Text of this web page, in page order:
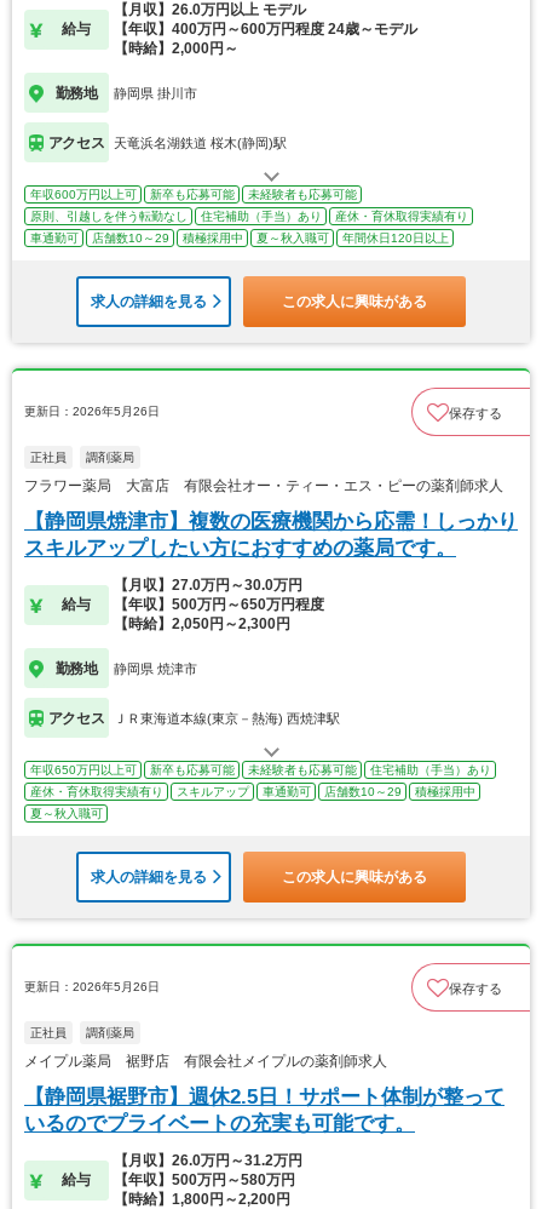
給与
【月収】26.0万円以上 モデル
【年収】400万円～600万円程度 24歳～モデル
【時給】2,000円～
勤務地 静岡県 掛川市
アクセス 天竜浜名湖鉄道 桜木(静岡)駅
年収600万円以上可 新卒も応募可能
未経験者も応募可能
原則、引越しを伴う転勤なし
住宅補助（手当）あり
産休・育休取得実績有り
車通勤可
店舗数10～29 積極採用中 夏～秋入職可 年間休日120日以上
求人の詳細を見る この求人に興味がある
更新日：2026年5月26日 保存する
正社員 調剤薬局
フラワー薬局 大富店 有限会社オー・ティー・エス・ピーの薬剤師求人
【静岡県焼津市】複数の医療機関から応需！しっかり
スキルアップしたい方におすすめの薬局です。
給与
【月収】27.0万円～30.0万円
【年収】500万円～650万円程度
【時給】2,050円～2,300円
勤務地 静岡県 焼津市
アクセス ＪＲ東海道本線(東京－熱海) 西焼津駅
年収650万円以上可 新卒も応募可能 未経験者も応募可能
住宅補助（手当）あり
産休・育休取得実績有り
スキルアップ 車通勤可 店舗数10～29
積極採用中
夏～秋入職可
求人の詳細を見る この求人に興味がある
更新日：2026年5月26日 保存する
正社員 調剤薬局
メイプル薬局 裾野店 有限会社メイプルの薬剤師求人
【静岡県裾野市】週休2.5日！サポート体制が整って
いるのでプライベートの充実も可能です。
給与
【月収】26.0万円～31.2万円
【年収】500万円～580万円
【時給】1,800円～2,200円